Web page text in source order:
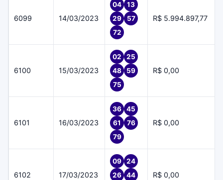
6099 14/03/2023
04
13
29
57
72
R$ 5.994.897,77
6100 15/03/2023
02
25
48
59
75
R$ 0,00
6101 16/03/2023
36
45
61
76
79
R$ 0,00
6102 17/03/2023
09
24
26
44
R$ 0,00